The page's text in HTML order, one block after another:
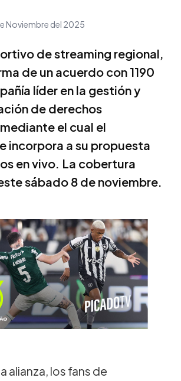
Noviembre del 2025
de streaming regional,
de un acuerdo con 1190
líder en la gestión y
de derechos
el cual el
incorpora a su propuesta
en vivo. La cobertura
sábado 8 de noviembre.
alianza, los fans de